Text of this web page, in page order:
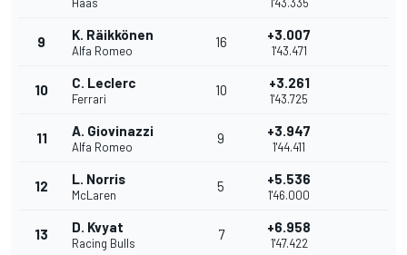
9 K. Räikkönen
Alfa Romeo
16 +3.007
1'43.471
10 C. Leclerc
Ferrari
10 +3.261
1'43.725
11 A. Giovinazzi
Alfa Romeo
9 +3.947
1'44.411
12 L. Norris
McLaren
5 +5.536
1'46.000
13 D. Kvyat
Racing Bulls
7 +6.958
1'47.422